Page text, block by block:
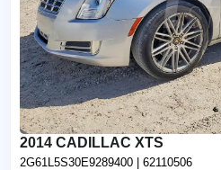
2014 CADILLAC XTS
2G61L5S30E9289400 | 62110506